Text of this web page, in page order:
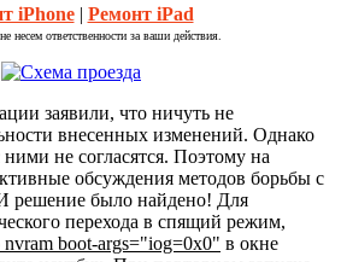
iPhone| Ремонт iPad
ответственности за ваши действия.
заявили, что ничуть не
внесенных изменений. Однако
не согласятся. Поэтому на
обсуждения методов борьбы с
решение было найдено! Для
перехода в спящий режим,
nvram boot-args="iog=0x0" в окне